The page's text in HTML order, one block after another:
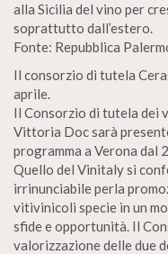
alla Sicilia del vino per
soprattutto dall’estero.
Fonte: Repubblica
Il consorzio di tutela
aprile.
Il Consorzio di tutela dei
Vittoria Doc sarà
programma a Verona dal
Quello del Vinitaly si
irrinunciabile perla
vitivinicoli specie in un
sfide e opportunità. Il
valorizzazione delle due